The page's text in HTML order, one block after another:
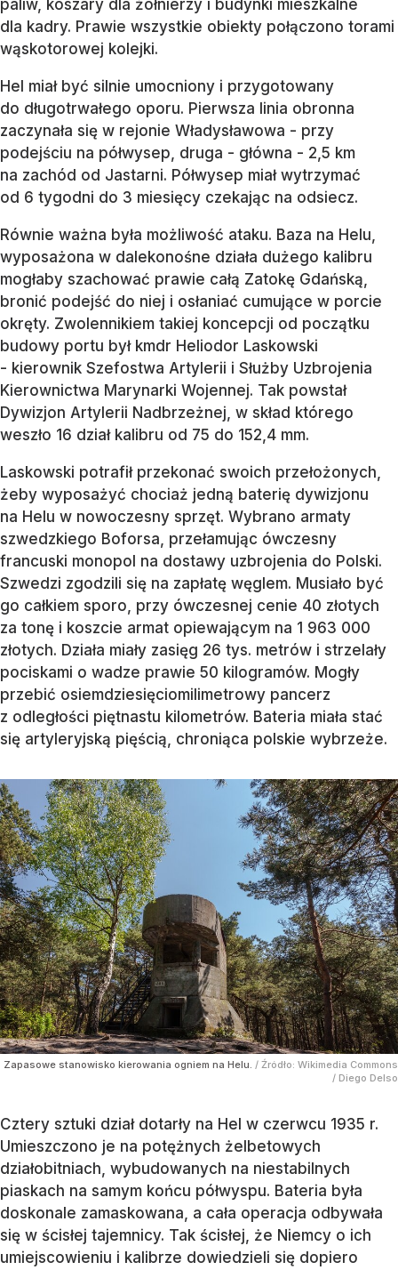
paliw, koszary dla żołnierzy i budynki mieszkalne
dla kadry. Prawie wszystkie obiekty połączono torami
wąskotorowej kolejki.
Hel miał być silnie umocniony i przygotowany
do długotrwałego oporu. Pierwsza linia obronna
zaczynała się w rejonie Władysławowa - przy
podejściu na półwysep, druga - główna - 2,5 km
na zachód od Jastarni. Półwysep miał wytrzymać
od 6 tygodni do 3 miesięcy czekając na odsiecz.
Równie ważna była możliwość ataku. Baza na Helu,
wyposażona w dalekonośne działa dużego kalibru
mogłaby szachować prawie całą Zatokę Gdańską,
bronić podejść do niej i osłaniać cumujące w porcie
okręty. Zwolennikiem takiej koncepcji od początku
budowy portu był kmdr Heliodor Laskowski
- kierownik Szefostwa Artylerii i Służby Uzbrojenia
Kierownictwa Marynarki Wojennej. Tak powstał
Dywizjon Artylerii Nadbrzeżnej, w skład którego
weszło 16 dział kalibru od 75 do 152,4 mm.
Laskowski potrafił przekonać swoich przełożonych,
żeby wyposażyć chociaż jedną baterię dywizjonu
na Helu w nowoczesny sprzęt. Wybrano armaty
szwedzkiego Boforsa, przełamując ówczesny
francuski monopol na dostawy uzbrojenia do Polski.
Szwedzi zgodzili się na zapłatę węglem. Musiało być
go całkiem sporo, przy ówczesnej cenie 40 złotych
za tonę i koszcie armat opiewającym na 1 963 000
złotych. Działa miały zasięg 26 tys. metrów i strzelały
pociskami o wadze prawie 50 kilogramów. Mogły
przebić osiemdziesięciomilimetrowy pancerz
z odległości piętnastu kilometrów. Bateria miała stać
się artyleryjską pięścią, chroniąca polskie wybrzeże.
Zapasowe stanowisko kierowania ogniem na Helu. / Źródło: Wikimedia Commons
/ Diego Delso
Cztery sztuki dział dotarły na Hel w czerwcu 1935 r.
Umieszczono je na potężnych żelbetowych
działobitniach, wybudowanych na niestabilnych
piaskach na samym końcu półwyspu. Bateria była
doskonale zamaskowana, a cała operacja odbywała
się w ścisłej tajemnicy. Tak ścisłej, że Niemcy o ich
umiejscowieniu i kalibrze dowiedzieli się dopiero